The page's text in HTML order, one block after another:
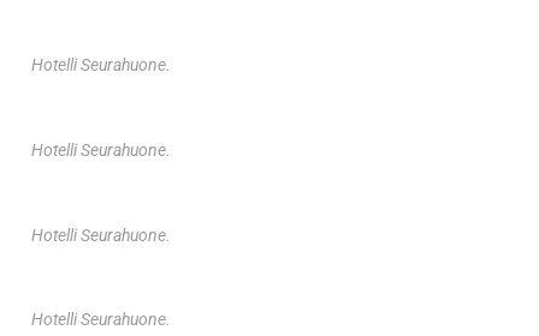
Hotelli Seurahuone.
Hotelli Seurahuone.
Hotelli Seurahuone.
Hotelli Seurahuone.